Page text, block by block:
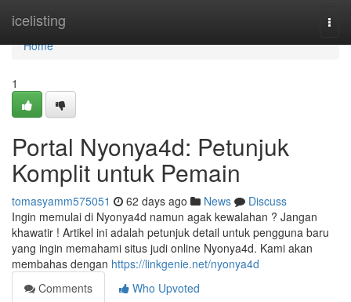
icelisting
Home
Home
1
Portal Nyonya4d: Petunjuk
Komplit untuk Pemain
tomasyamm575051 62 days ago News
Discuss
Ingin memulai di Nyonya4d namun agak kewalahan ? Jangan
khawatir ! Artikel ini adalah petunjuk detail untuk pengguna baru
yang ingin memahami situs judi online Nyonya4d. Kami akan
membahas dengan https://linkgenie.net/nyonya4d
Comments
Who Upvoted